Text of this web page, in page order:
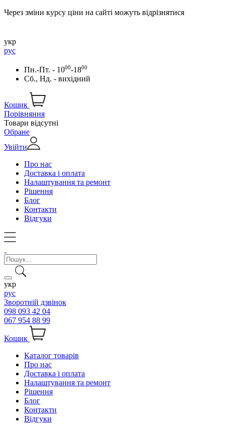
Через зміни курсу ціни на сайті можуть відрізнятися
укр
рус
Пн.-Пт. - 1000-1800
Сб., Нд. - вихідний
Кошик
Порівняння
Товари відсутні
Обране
Увійти
Про нас
Доставка і оплата
Налаштування та ремонт
Рішення
Блог
Контакти
Відгуки
укр
рус
Зворотній дзвінок
098 093 42 04
067 954 88 99
Кошик
Каталог товарів
Про нас
Доставка і оплата
Налаштування та ремонт
Рішення
Блог
Контакти
Відгуки